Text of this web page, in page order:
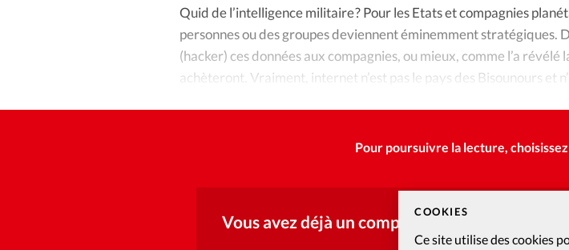
COOKIES
Ce site utilise des cookies
Quid de l’intelligence militaire ? Pour les Etats et compagnies
personnes ou des groupes deviennent éminemment stratégiques.
(hacker) ces données aux compagnies, ou mieux, comme l’a
achèteront. Vraiment, internet n’est pas le pays des Bisounours et
Pour poursuivre la lecture,
Vous avez déjà un compte ?